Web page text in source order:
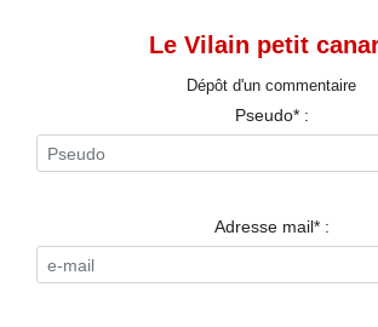
SPORTS
RESTAURANTS
Le Vilain petit
Dépôt d'un commentaire
Pseudo* :
Adresse mail* :